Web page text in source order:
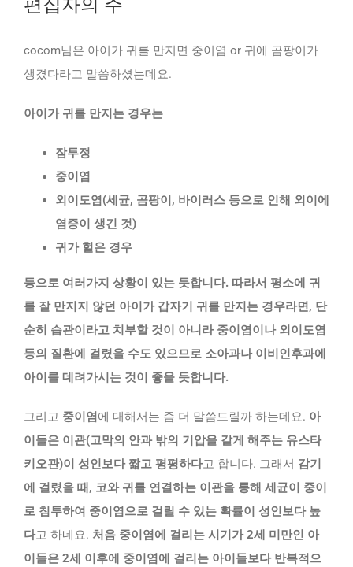
cocom님은 아이가 귀를 만지면 중이염 or 귀에 곰팡이가
생겼다라고 말씀하셨는데요.
아이가 귀를 만지는 경우는
잠투정
중이염
외이도염(세균, 곰팡이, 바이러스 등으로 인해 외이에
염증이 생긴 것)
귀가 헐은 경우
등으로 여러가지 상황이 있는 듯합니다. 따라서 평소에 귀
를 잘 만지지 않던 아이가 갑자기 귀를 만지는 경우라면, 단
순히 습관이라고 치부할 것이 아니라 중이염이나 외이도염
등의 질환에 걸렸을 수도 있으므로 소아과나 이비인후과에
아이를 데려가시는 것이 좋을 듯합니다.
그리고 중이염 에 대해서는 좀 더 말씀드릴까 하는데요. 아
이들은 이관(고막의 안과 밖의 기압을 같게 해주는 유스타
키오관)이 성인보다 짧고 평평하다고 합니다. 그래서 감기
에 걸렸을 때, 코와 귀를 연결하는 이관을 통해 세균이 중이
로 침투하여 중이염으로 걸릴 수 있는 확률이 성인보다 높
다고 하네요. 처음 중이염에 걸리는 시기가 2세 미만인 아
이들은 2세 이후에 중이염에 걸리는 아이들보다 반복적으